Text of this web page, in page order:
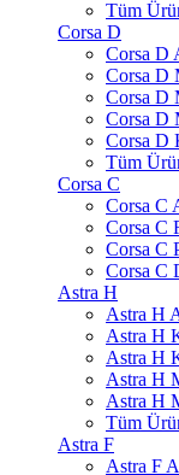
Tüm
Corsa D
Corsa D
Corsa D
Corsa D
Corsa D
Corsa D
Tüm
Corsa C
Corsa C
Corsa C
Corsa C
Corsa C
Astra H
Astra H
Astra H
Astra H
Astra H
Astra H
Tüm
Astra F
Astra F